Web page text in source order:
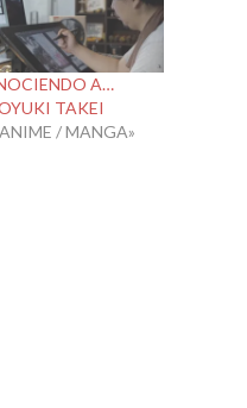
A…
TAKEI
/ MANGA»